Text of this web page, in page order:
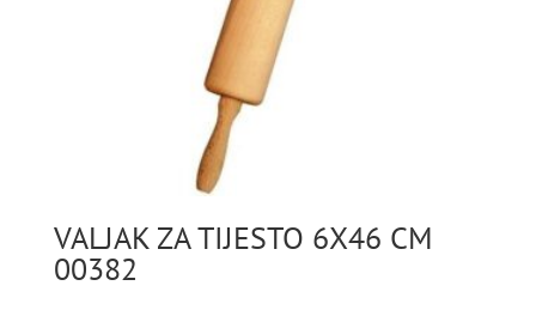
VALJAK ZA TIJESTO 6X46 CM
00382